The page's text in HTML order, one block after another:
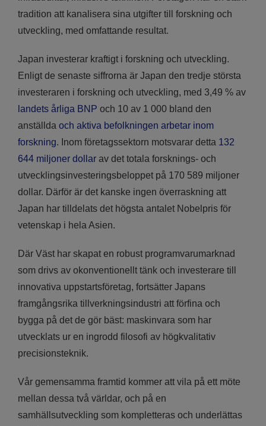
tradition att kanalisera sina utgifter till forskning och
utveckling, med omfattande resultat.
Japan investerar kraftigt i forskning och utveckling.
Enligt de senaste siffrorna är Japan den tredje största
investeraren i forskning och utveckling, med 3,49 % av
landets årliga BNP och 10 av 1 000 bland den
anställda och aktiva befolkningen arbetar inom
forskning. Inom företagssektorn motsvarar detta 132
644 miljoner dollar av det totala forsknings- och
utvecklingsinvesteringsbeloppet på 170 589 miljoner
dollar. Därför är det kanske ingen överraskning att
Japan har tilldelats det högsta antalet Nobelpris för
vetenskap i hela Asien.
Där Väst har skapat en robust programvarumarknad
som drivs av okonventionellt tänk och investerare till
innovativa uppstartsföretag, fortsätter Japans
framgångsrika tillverkningsindustri att förfina och
bygga på det de gör bäst: maskinvara som har
utvecklats ur en ingrodd filosofi av högkvalitativ
precisionsteknik.
Vår gemensamma framtid kommer att vila på ett möte
mellan dessa två världar, och på en
samhällsutveckling som kompletteras och underlättas